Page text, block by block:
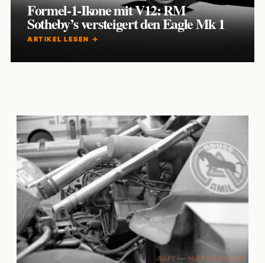
Formel-1-Ikone mit V12: RM
Sotheby’s versteigert den Eagle Mk 1
ARTIKEL LESEN →